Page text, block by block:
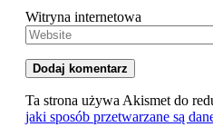
Witryna internetowa
Ta strona używa Akismet do
jaki sposób przetwarzane są